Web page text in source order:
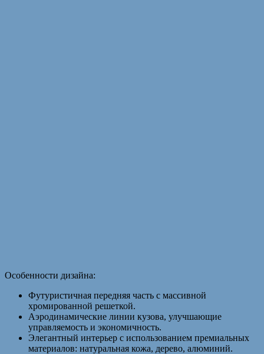
Особенности дизайна:
Футуристичная передняя часть с массивной
хромированной решеткой.
Аэродинамические линии кузова, улучшающие
управляемость и экономичность.
Элегантный интерьер с использованием премиальных
материалов: натуральная кожа, дерево, алюминий.